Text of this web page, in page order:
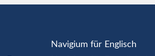
Navigium für Englisch